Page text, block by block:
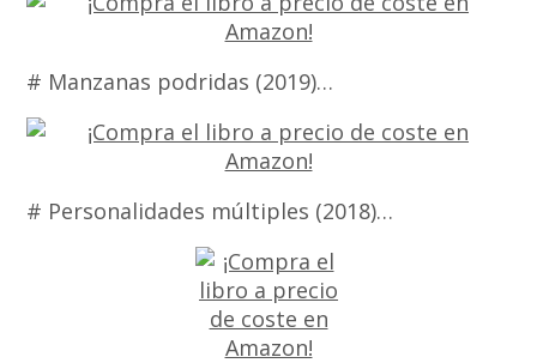
# Manzanas podridas (2019)…
# Personalidades múltiples (2018)…